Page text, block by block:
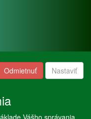
Odmietnuť Nastaviť
Vášho správania